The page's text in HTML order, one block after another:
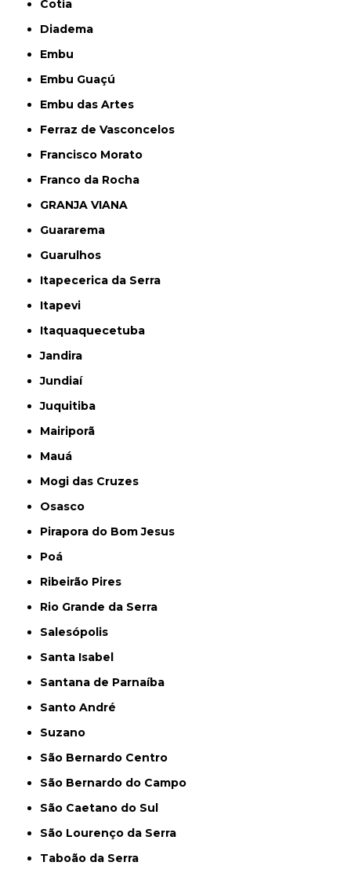
Cotia
Diadema
Embu
Embu Guaçú
Embu das Artes
Ferraz de Vasconcelos
Francisco Morato
Franco da Rocha
GRANJA VIANA
Guararema
Guarulhos
Itapecerica da Serra
Itapevi
Itaquaquecetuba
Jandira
Jundiaí
Juquitiba
Mairiporã
Mauá
Mogi das Cruzes
Osasco
Pirapora do Bom Jesus
Poá
Ribeirão Pires
Rio Grande da Serra
Salesópolis
Santa Isabel
Santana de Parnaíba
Santo André
Suzano
São Bernardo Centro
São Bernardo do Campo
São Caetano do Sul
São Lourenço da Serra
Taboão da Serra